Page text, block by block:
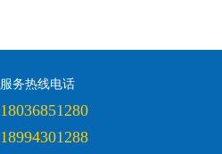
服务热线电话
18036851280
18994301288